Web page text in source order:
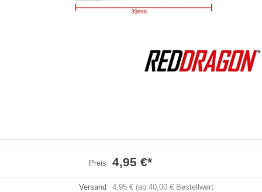
Preis 4,95 €*
Versand
4,95 € (ab 40,00 € Bestellwert